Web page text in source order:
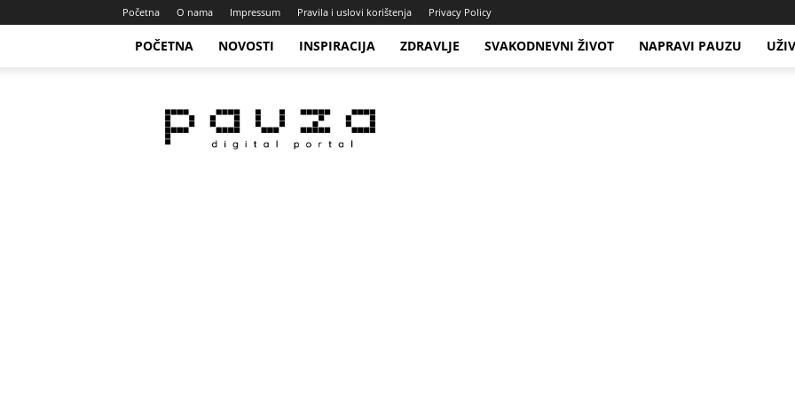
Početna O nama Impressum Pravila i uslovi korištenja Privacy Policy
POČETNA NOVOSTI INSPIRACIJA ZDRAVLJE SVAKODNEVNI ŽIVOT NAPRAVI PAUZU
Portal